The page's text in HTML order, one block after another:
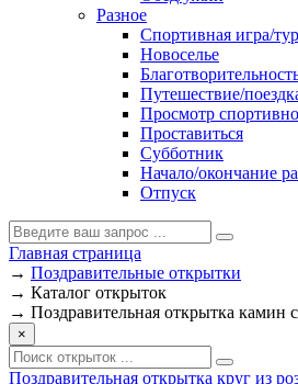
Разное
Спортивная игра/
Новоселье
Путешествие/
Просмотр
Проставиться
Субботник
Начало/окончание
Отпуск
Главная страница
→ Поздравительные открытки
→ Каталог открыток
→ Поздравительная открытка камин
×
Поздравительная открытка круг из